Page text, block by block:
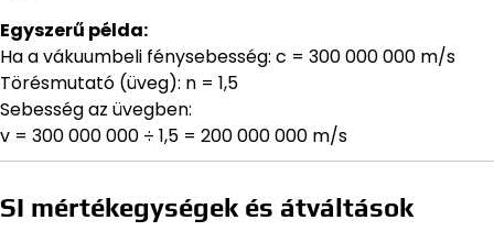
Egyszerű példa:
Ha a vákuumbeli fénysebesség: c = 300 000 000 m/s
Törésmutató (üveg): n = 1,5
Sebesség az üvegben:
v = 300 000 000 ÷ 1,5 = 200 000 000 m/s
SI mértékegységek és átváltások